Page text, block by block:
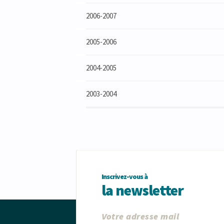
2006-2007
2005-2006
2004-2005
2003-2004
Inscrivez-vous à
la newsletter